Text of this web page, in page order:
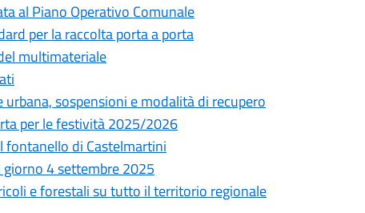
al Piano Operativo Comunale
per la raccolta porta a porta
multimateriale
sospensioni e modalità di recupero
per le festività 2025/2026
fontanello di Castelmartini
4 settembre 2025
e forestali su tutto il territorio regionale